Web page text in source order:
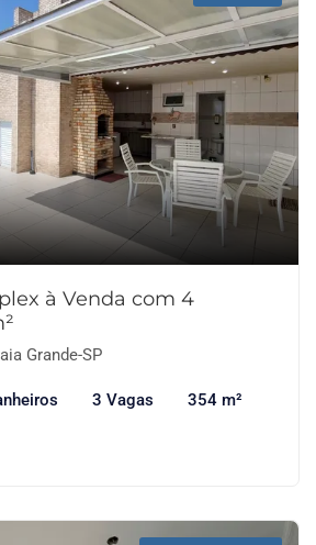
à Venda com 4
Grande-SP
3 Vagas 354 m²